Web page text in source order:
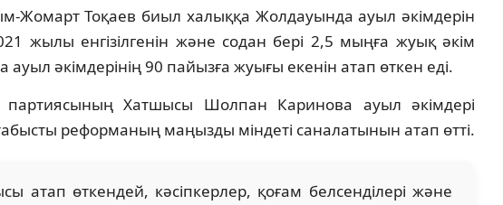
Жомарт Тоқаев биыл халыққа Жолдауында ауыл әкімдерін
жылы енгізілгенін және содан бері 2,5 мыңға жуық әкім
әкімдерінің 90 пайызға жуығы екенін атап өткен еді.
партиясының Хатшысы Шолпан Каринова ауыл әкімдері
реформаның маңызды міндеті саналатынын атап өтті.
атап өткендей, кәсіпкерлер, қоғам белсенділері және